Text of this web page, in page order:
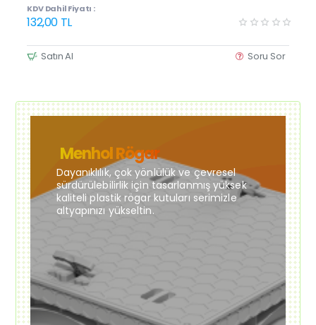
KDV Dahil Fiyatı :
132,00 TL
Satın Al Soru Sor
Menhol Rögar
Dayanıklılık, çok yönlülük ve çevresel
sürdürülebilirlik için tasarlanmış yüksek
kaliteli plastik rögar kutuları serimizle
altyapınızı yükseltin.